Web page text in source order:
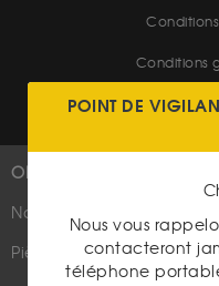
Conditions
OR
Nouveautés
Pièces d'or
POINT DE
Nous vous
contacteront
téléphone